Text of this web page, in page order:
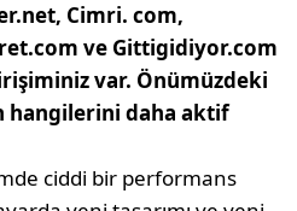
Cimri. com,
ve Gittigidiyor.com
var. Önümüzdeki
hangilerini daha aktif
ciddi bir per­formans